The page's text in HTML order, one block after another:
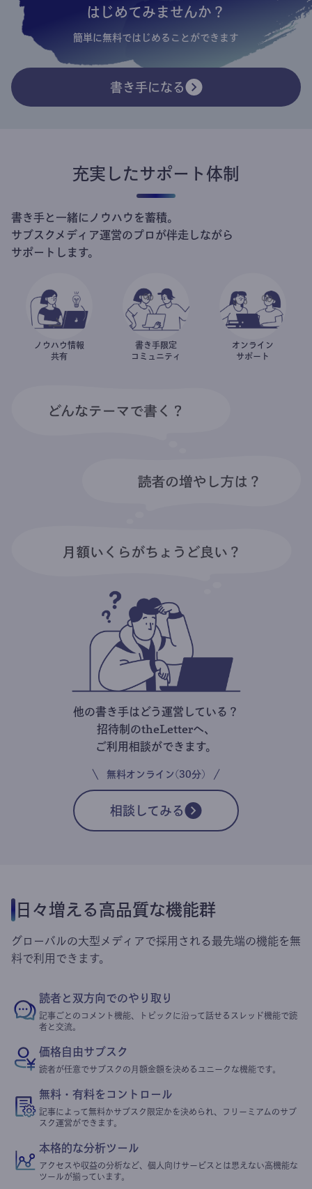
はじめてみませんか？
簡単に無料ではじめることができます
書き手になる
充実したサポート体制
書き手と一緒にノウハウを蓄積。
サブスクメディア運営のプロが伴走しながら
サポートします。
ノウハウ情報
共有
書き手限定
コミュニティ
オンライン
サポート
他の書き手はどう運営している？
招待制のtheLetterへ、
ご利用相談ができます。
無料オンライン(30分)
相談してみる
日々増える高品質な機能群
グローバルの大型メディアで採用される最先端の機能を無
料で利用できます。
読者と双方向でのやり取り
記事ごとのコメント機能、トピックに沿って話せるスレッド機能で読
者と交流。
価格自由サブスク
読者が任意でサブスクの月額金額を決めるユニークな機能です。
無料・有料をコントロール
記事によって無料かサブスク限定かを決められ、フリーミアムのサブ
スク運営ができます。
本格的な分析ツール
アクセスや収益の分析など、個人向けサービスとは思えない高機能な
ツールが揃っています。